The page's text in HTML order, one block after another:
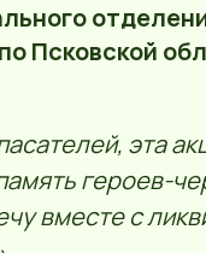
Псковской
эта
героев-
вместе с